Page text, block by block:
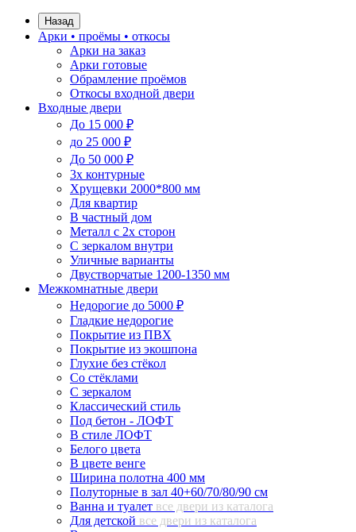
Назад
Арки • проёмы • откосы
Арки на заказ
Арки готовые
Обрамление проёмов
Откосы входной двери
Входные двери
До 15 000 ₽
до 25 000 ₽
До 50 000 ₽
3х контурные
Хрущевки 2000*800 мм
Для квартир
В частный дом
Металл с 2х сторон
С зеркалом внутри
Уличные варианты
Двустворчатые 1200-1350 мм
Межкомнатные двери
Недорогие до 5000 ₽
Гладкие недорогие
Покрытие из ПВХ
Покрытие из экошпона
Глухие без стёкол
Со стёклами
С зеркалом
Классический стиль
Под бетон - ЛОФТ
В стиле ЛОФТ
Белого цвета
В цвете венге
Ширина полотна 400 мм
Полуторные в зал 40+60/70/80/90 см
Ванна и туалет все двери из каталога
Для детской все двери из каталога